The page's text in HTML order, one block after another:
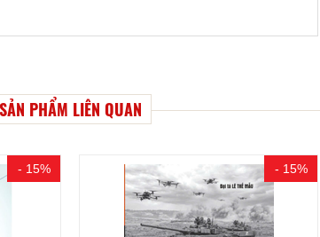
SẢN PHẨM LIÊN QUAN
- 15% - 15%